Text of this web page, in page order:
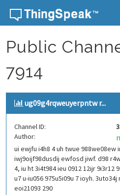
Skip to content
Public
7914
ug09g4rqweuyerpntw r...
Channel ID:
Author:
ui ewjfu i4h8 4 uh twue 988we08ew
iwj9oijf98dusdij ewfosd jiwf. d98
4, iu ht 3i4t984 ieu 0912 12ijr 9i3r12
u7 u-iu056 975u5i09u 7 ioyh.
eoi21093 290